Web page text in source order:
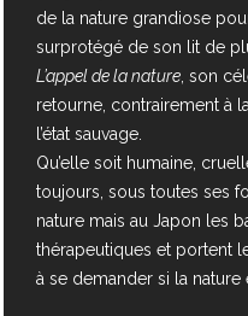
de la nature grandiose
surprotégé de son lit de
L’appel de la nature , son
retourne, contrairement à
l’état sauvage.
Qu’elle soit humaine,
toujours, sous toutes ses
nature mais au Japon les
thérapeutiques et portent
à se demander si la nature